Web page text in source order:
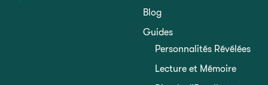
Blog
Guides
Personnalités Révélées
Lecture et Mémoire